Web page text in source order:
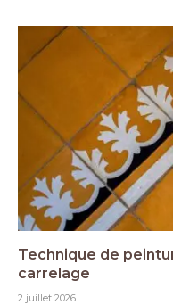
Technique de
carrelage
2 juillet 2026